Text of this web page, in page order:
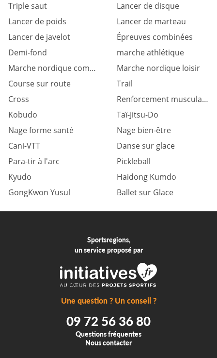
Triple saut
Lancer de disque
Lancer de poids
Lancer de marteau
Lancer de javelot
Épreuves combinées
Demi-fond
marche athlétique
Marche nordique compétition
Marche nordique loisir
Course sur route
Trail
Cross
Renforcement musculaire
Kobudo
Taï-Jitsu-Do
Nage forme santé
Nage bien-être
Cani-VTT
Danse sur glace
Para-tir à l'arc
Pickleball
Kyudo
Haidong Kumdo
GongKwon Yusul
Ballet sur Glace
Sportsregions,
un service proposé par
Une question ? Un conseil ?
09 72 56 36 80
Questions fréquentes
Nous contacter